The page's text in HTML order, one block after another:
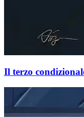
Il terzo